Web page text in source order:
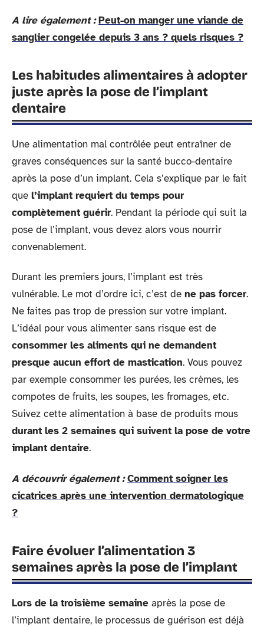
A lire également : Peut-on manger une viande de
sanglier congelée depuis 3 ans ? quels risques ?
Les habitudes alimentaires à adopter
juste après la pose de l’implant
dentaire
Une alimentation mal contrôlée peut entraîner de
graves conséquences sur la santé bucco-dentaire
après la pose d’un implant. Cela s’explique par le fait
que l’implant requiert du temps pour
complètement guérir. Pendant la période qui suit la
pose de l’implant, vous devez alors vous nourrir
convenablement.
Durant les premiers jours, l’implant est très
vulnérable. Le mot d’ordre ici, c’est de ne pas forcer.
Ne faites pas trop de pression sur votre implant.
L’idéal pour vous alimenter sans risque est de
consommer les aliments qui ne demandent
presque aucun effort de mastication. Vous pouvez
par exemple consommer les purées, les crèmes, les
compotes de fruits, les soupes, les fromages, etc.
Suivez cette alimentation à base de produits mous
durant les 2 semaines qui suivent la pose de votre
implant dentaire.
A découvrir également : Comment soigner les
cicatrices après une intervention dermatologique
?
Faire évoluer l’alimentation 3
semaines après la pose de l’implant
Lors de la troisième semaine après la pose de
l’implant dentaire, le processus de guérison est déjà